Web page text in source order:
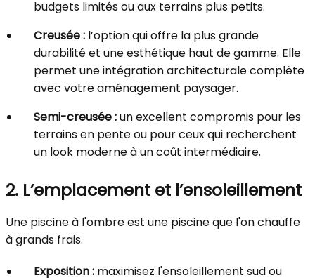
budgets limités ou aux terrains plus petits.
Creusée : l’option qui offre la plus grande
durabilité et une esthétique haut de gamme. Elle
permet une intégration architecturale complète
avec votre aménagement paysager.
Semi-creusée :un excellent compromis pour les
terrains en pente ou pour ceux qui recherchent
un look moderne à un coût intermédiaire.
2. L’emplacement et l’ensoleillement
Une piscine à l'ombre est une piscine que l'on chauffe
à grands frais.
Exposition : maximisez l'ensoleillement sud ou